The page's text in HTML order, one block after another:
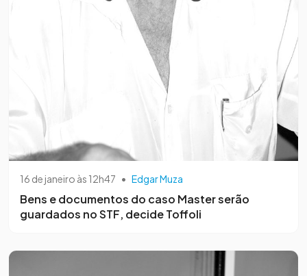
16 de janeiro às 12h47 • Edgar Muza
Bens e documentos do caso Master serão
guardados no STF, decide Toffoli